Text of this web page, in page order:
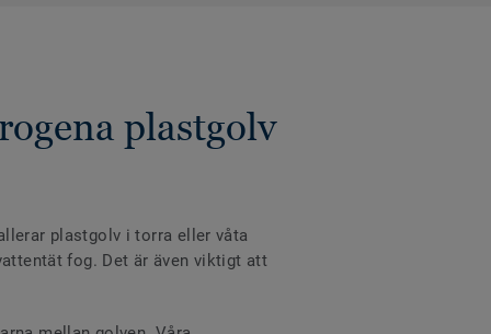
plastgolv
plastgolv i torra eller våta
fog. Det är även viktigt att